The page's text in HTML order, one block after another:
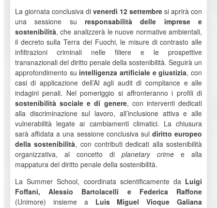
La giornata conclusiva di venerdì 12 settembre si aprirà con
una sessione su responsabilità delle imprese e
sostenibilità, che analizzerà le nuove normative ambientali,
il decreto sulla Terra dei Fuochi, le misure di contrasto alle
infiltrazioni criminali nelle filiere e le prospettive
transnazionali del diritto penale della sostenibilità. Seguirà un
approfondimento su intelligenza artificiale e giustizia, con
casi di applicazione dell’AI agli audit di compliance e alle
indagini penali. Nel pomeriggio si affronteranno i profili di
sostenibilità sociale e di genere, con interventi dedicati
alla discriminazione sul lavoro, all’inclusione attiva e alle
vulnerabilità legate ai cambiamenti climatici. La chiusura
sarà affidata a una sessione conclusiva suldiritto europeo
della sostenibilità, con contributi dedicati alla sostenibilità
organizzativa, al concetto diplanetary crime e alla
mappatura del diritto penale della sostenibilità.
La Summer School, coordinata scientificamente da Luigi
Foffani, Alessio Bartolacelli e Federica Raffone
(Unimore) insieme a Luis Miguel Vioque Galiana